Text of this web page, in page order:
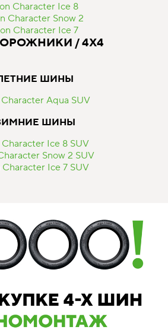
Character Ice 8
Character Snow 2
Character Ice 7
/ 4Х4
ШИНЫ
Aqua SUV
ШИНЫ
Ice 8 SUV
Snow 2 SUV
Character Ice 7 SUV